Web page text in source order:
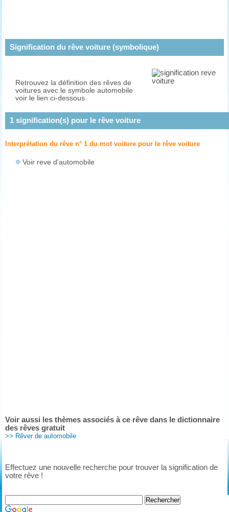
Signification du rêve voiture (symbolique)
Retrouvez la définition des rêves de
voitures avec le symbole automobile
voir le lien ci-dessous
1signification(s) pour le rêve voiture
Interprétation du rêve n° 1 du mot voiture pour le rêvevoiture
Voir reve d'automobile
Voir aussi les thèmes associés à ce rêve dans le dictionnaire
des rêves gratuit
>> Rêver de automobile
Effectuez une nouvelle recherche pour trouver la signification de
votre rêve !